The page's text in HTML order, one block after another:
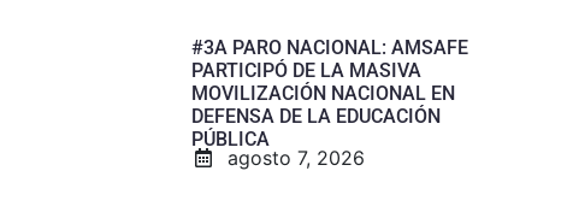
#3A PARO NACIONAL: AMSAFE
PARTICIPÓ DE LA MASIVA
MOVILIZACIÓN NACIONAL EN
DEFENSA DE LA EDUCACIÓN
PÚBLICA
agosto 7, 2026